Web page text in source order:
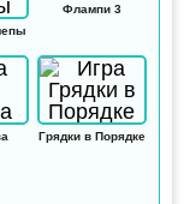
Флампи 3
Грядки в Порядке